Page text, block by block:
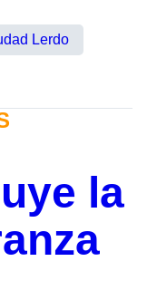
Lerdo
la